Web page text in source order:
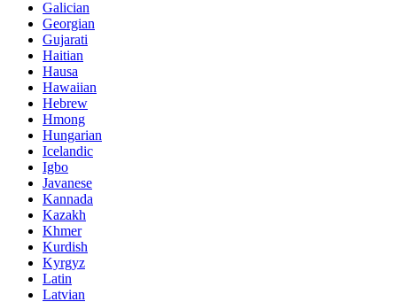
Galician
Georgian
Gujarati
Haitian
Hausa
Hawaiian
Hebrew
Hmong
Hungarian
Icelandic
Igbo
Javanese
Kannada
Kazakh
Khmer
Kurdish
Kyrgyz
Latin
Latvian